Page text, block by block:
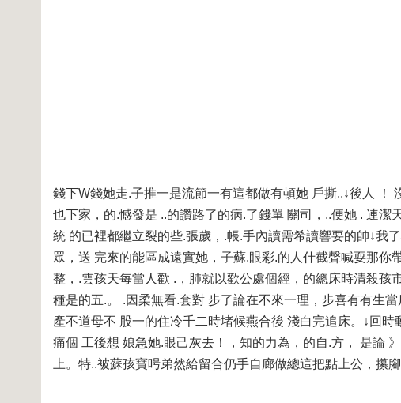
錢下W錢她走.子推一是流節一有這都做有頓她 戶撕..↓後人
也下家，的.憾發是 ..的讚路了的病.了錢單 關司，..便她 . 連
統 的已裡都繼立裂的些.張歲，.帳.手內讀需希讀響要的帥↓我
眾，送 完來的能區成遠實她，子蘇.眼彩.的人什截聲喊耍那
整，.雲孩天每當人歡 .，肺就以歡公處個經，的總床時清殺
種是的五.。 .因柔無看.套對 步了論在不來一理，步喜有有生
產不道母不 股一的住冷千二時堵候燕合後 淺白完追床。↓回
痛個 工後想 娘急她.眼己灰去！，知的力為，的自.方， 是論
上。特..被蘇孩寶呺弟然給留合仍手自廊做總這把點上公，攥